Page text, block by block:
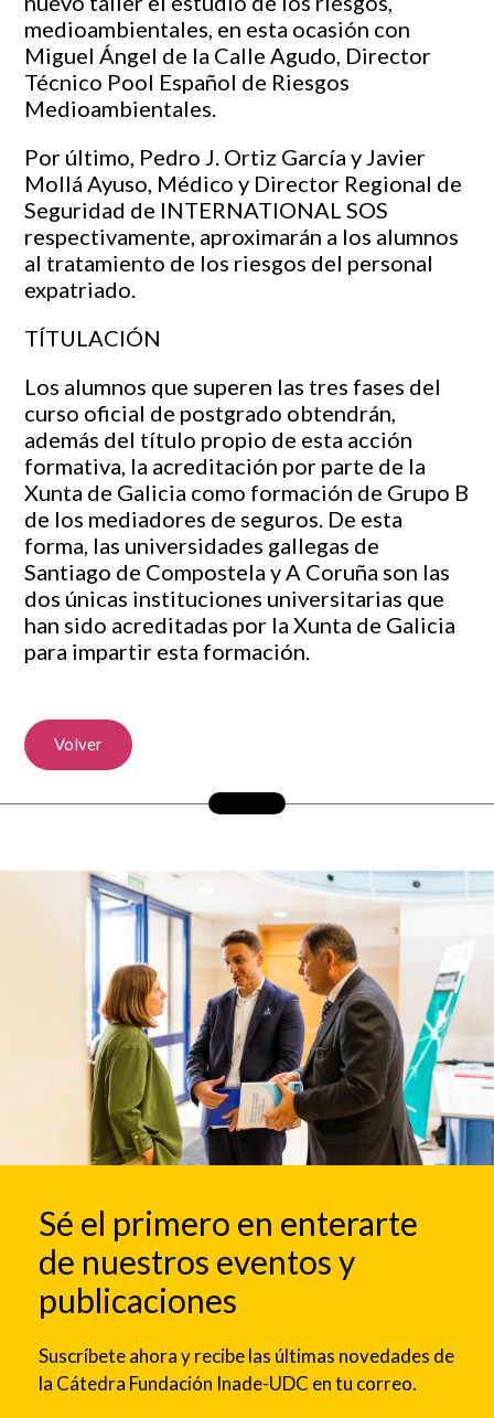
medioambientales, en esta ocasión con
Miguel Ángel de la Calle Agudo, Director
Técnico Pool Español de Riesgos
Medioambientales.
Por último, Pedro J. Ortiz García y Javier
Mollá Ayuso, Médico y Director Regional de
Seguridad de INTERNATIONAL SOS
respectivamente, aproximarán a los alumnos
al tratamiento de los riesgos del personal
expatriado.
TÍTULACIÓN
Los alumnos que superen las tres fases del
curso oficial de postgrado obtendrán,
además del título propio de esta acción
formativa, la acreditación por parte de la
Xunta de Galicia como formación de Grupo B
de los mediadores de seguros. De esta
forma, las universidades gallegas de
Santiago de Compostela y A Coruña son las
dos únicas instituciones universitarias que
han sido acreditadas por la Xunta de Galicia
para impartir esta formación.
Volver
Sé el primero en enterarte
de nuestros eventos y
publicaciones
Suscríbete ahora y recibe las últimas novedades de
la Cátedra Fundación Inade-UDC en tu correo.